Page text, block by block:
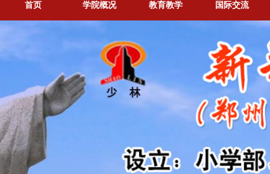
首页 学院概况 教育教学 国际交流